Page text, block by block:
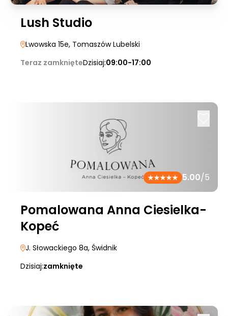
Lush Studio
Lwowska 15e, Tomaszów Lubelski
Teraz zamknięteDzisiaj:09:00-17:00
5.00/5
Pomalowana Anna Ciesielka-
Kopeć
J. Słowackiego 8a, Świdnik
Dzisiaj:zamknięte